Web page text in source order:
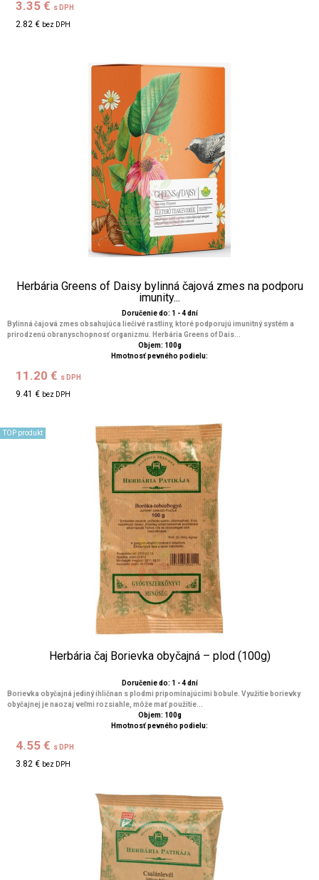
3.35 € s DPH
2.82 € bez DPH
Herbária Greens of Daisy bylinná čajová zmes na podporu
imunity...
Doručenie do: 1 - 4 dní
Bylinná čajová zmes obsahujúca liečivé rastliny, ktoré podporujú imunitný systém a
prirodzenú obranyschopnosť organizmu. Herbária Greens of Dais...
Objem: 100g
Hmotnosť pevného podielu:
11.20 € s DPH
9.41 € bez DPH
TOP produkt
Herbária čaj Borievka obyčajná – plod (100g)
Doručenie do: 1 - 4 dní
Borievka obyčajná jediný ihličnan s plodmi pripomínajúcimi bobule. Využitie borievky
obyčajnej je naozaj veľmi rozsiahle, môže mať použitie...
Objem: 100g
Hmotnosť pevného podielu:
4.55 € s DPH
3.82 € bez DPH